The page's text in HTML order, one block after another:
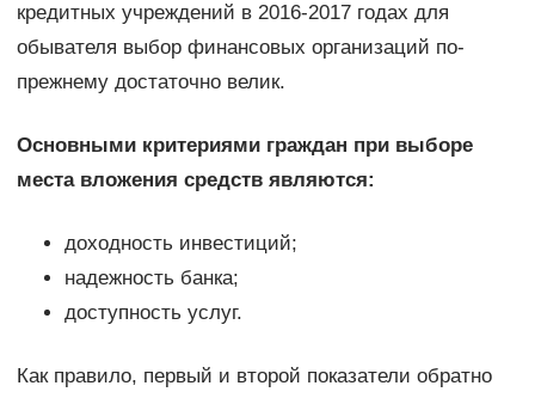
кредитных учреждений в 2016-2017 годах для
обывателя выбор финансовых организаций по-
прежнему достаточно велик.
Основными критериями граждан при выборе
места вложения средств являются:
доходность инвестиций;
надежность банка;
доступность услуг.
Как правило, первый и второй показатели обратно